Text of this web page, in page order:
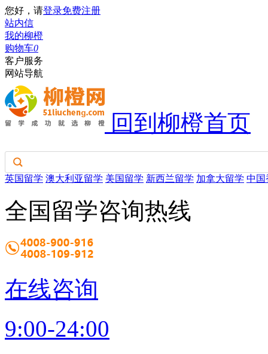
您好，请登录免费注册
站内信
我的柳橙
购物车0
客户服务
网站导航
回到柳橙首页
英国留学 澳大利亚留学 美国留学 新西兰留学 加拿大留学 中国
全国留学咨询热线
在线咨询
9:00-24:00